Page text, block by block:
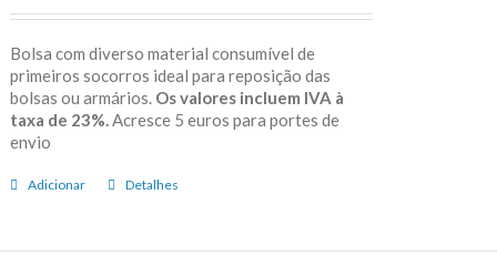
Bolsa com diverso material consumível de
primeiros socorros ideal para reposição das
bolsas ou armários. Os valores incluem IVA à
taxa de 23%. Acresce 5 euros para portes de
envio
Adicionar Detalhes